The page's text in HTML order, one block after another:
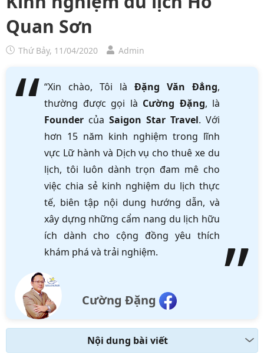
Quan Sơn
Thứ Bảy, 11/04/2020 Admin
“Xin chào, Tôi là Đặng Văn Đẳng,
thường được gọi là Cường Đặng, là
Founder của Saigon Star Travel. Với
hơn 15 năm kinh nghiệm trong lĩnh
vực Lữ hành và Dịch vụ cho thuê xe du
lịch, tôi luôn dành trọn đam mê cho
việc chia sẻ kinh nghiệm du lịch thực
tế, biên tập nội dung hướng dẫn, và
xây dựng những cẩm nang du lịch hữu
ích dành cho cộng đồng yêu thích
khám phá và trải nghiệm.
Cường Đặng
Nội dung bài viết